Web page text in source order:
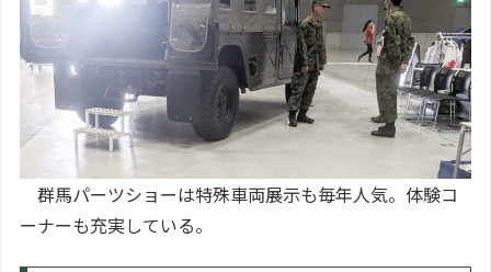
群馬パーツショーは特殊車両展示も毎年人気。体験コ
ーナーも充実している。